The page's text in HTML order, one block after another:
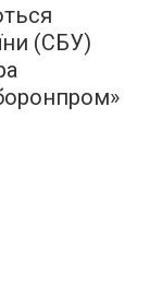
(СБУ)